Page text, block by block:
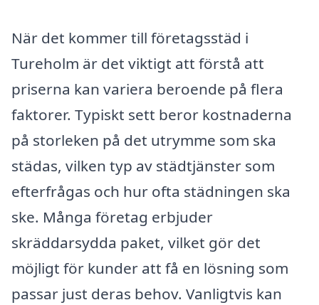
När det kommer till företagsstäd i
Tureholm är det viktigt att förstå att
priserna kan variera beroende på flera
faktorer. Typiskt sett beror kostnaderna
på storleken på det utrymme som ska
städas, vilken typ av städtjänster som
efterfrågas och hur ofta städningen ska
ske. Många företag erbjuder
skräddarsydda paket, vilket gör det
möjligt för kunder att få en lösning som
passar just deras behov. Vanligtvis kan